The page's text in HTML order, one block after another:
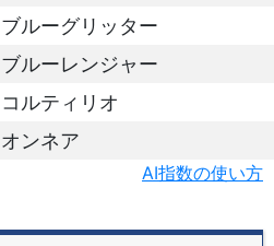
ブルーグリッター
ブルーレンジャー
コルティリオ
オンネア
AI指数の使い方